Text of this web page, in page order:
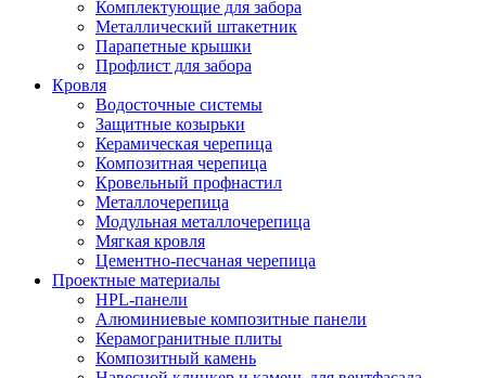
Комплектующие для забора
Металлический штакетник
Парапетные крышки
Профлист для забора
Кровля
Водосточные системы
Защитные козырьки
Керамическая черепица
Композитная черепица
Кровельный профнастил
Металлочерепица
Модульная металлочерепица
Мягкая кровля
Цементно-песчаная черепица
Проектные материалы
HPL-панели
Алюминиевые композитные панели
Керамогранитные плиты
Композитный камень